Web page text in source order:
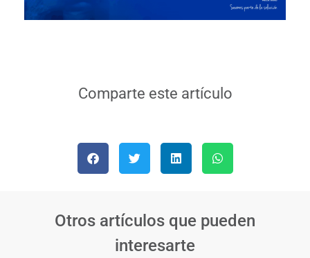
Comparte este artículo
Otros artículos que pueden
interesarte